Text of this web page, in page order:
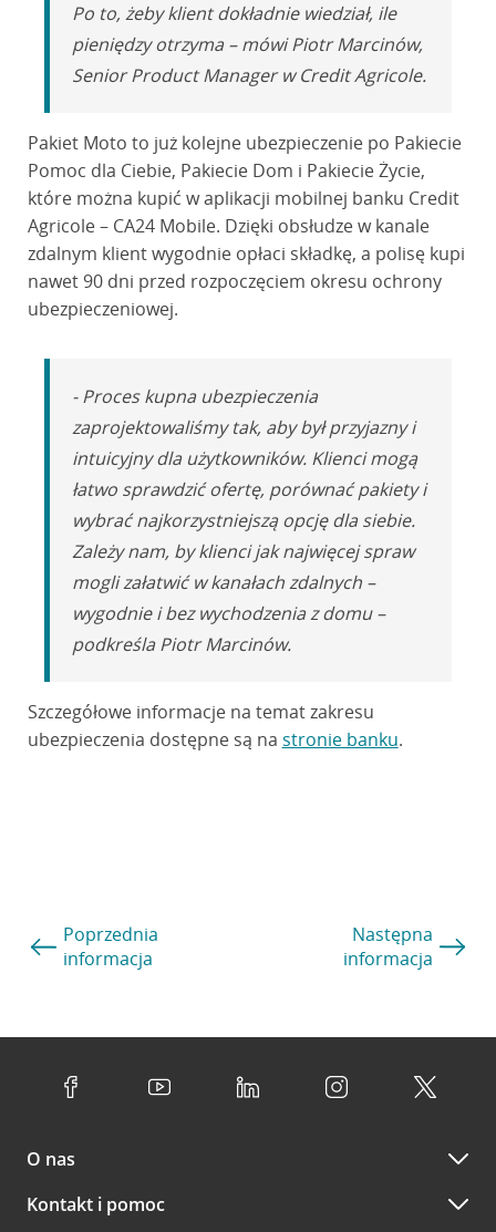
Po to, żeby klient dokładnie wiedział, ile
pieniędzy otrzyma – mówi Piotr Marcinów,
Senior Product Manager w Credit Agricole.
Pakiet Moto to już kolejne ubezpieczenie po Pakiecie
Pomoc dla Ciebie, Pakiecie Dom i Pakiecie Życie,
które można kupić w aplikacji mobilnej banku Credit
Agricole – CA24 Mobile. Dzięki obsłudze w kanale
zdalnym klient wygodnie opłaci składkę, a polisę kupi
nawet 90 dni przed rozpoczęciem okresu ochrony
ubezpieczeniowej.
- Proces kupna ubezpieczenia
zaprojektowaliśmy tak, aby był przyjazny i
intuicyjny dla użytkowników. Klienci mogą
łatwo sprawdzić ofertę, porównać pakiety i
wybrać najkorzystniejszą opcję dla siebie.
Zależy nam, by klienci jak najwięcej spraw
mogli załatwić w kanałach zdalnych –
wygodnie i bez wychodzenia z domu –
podkreśla Piotr Marcinów.
Szczegółowe informacje na temat zakresu
ubezpieczenia dostępne są na stronie banku.
Poprzednia
informacja
Następna
informacja
O nas
Kontakt i pomoc